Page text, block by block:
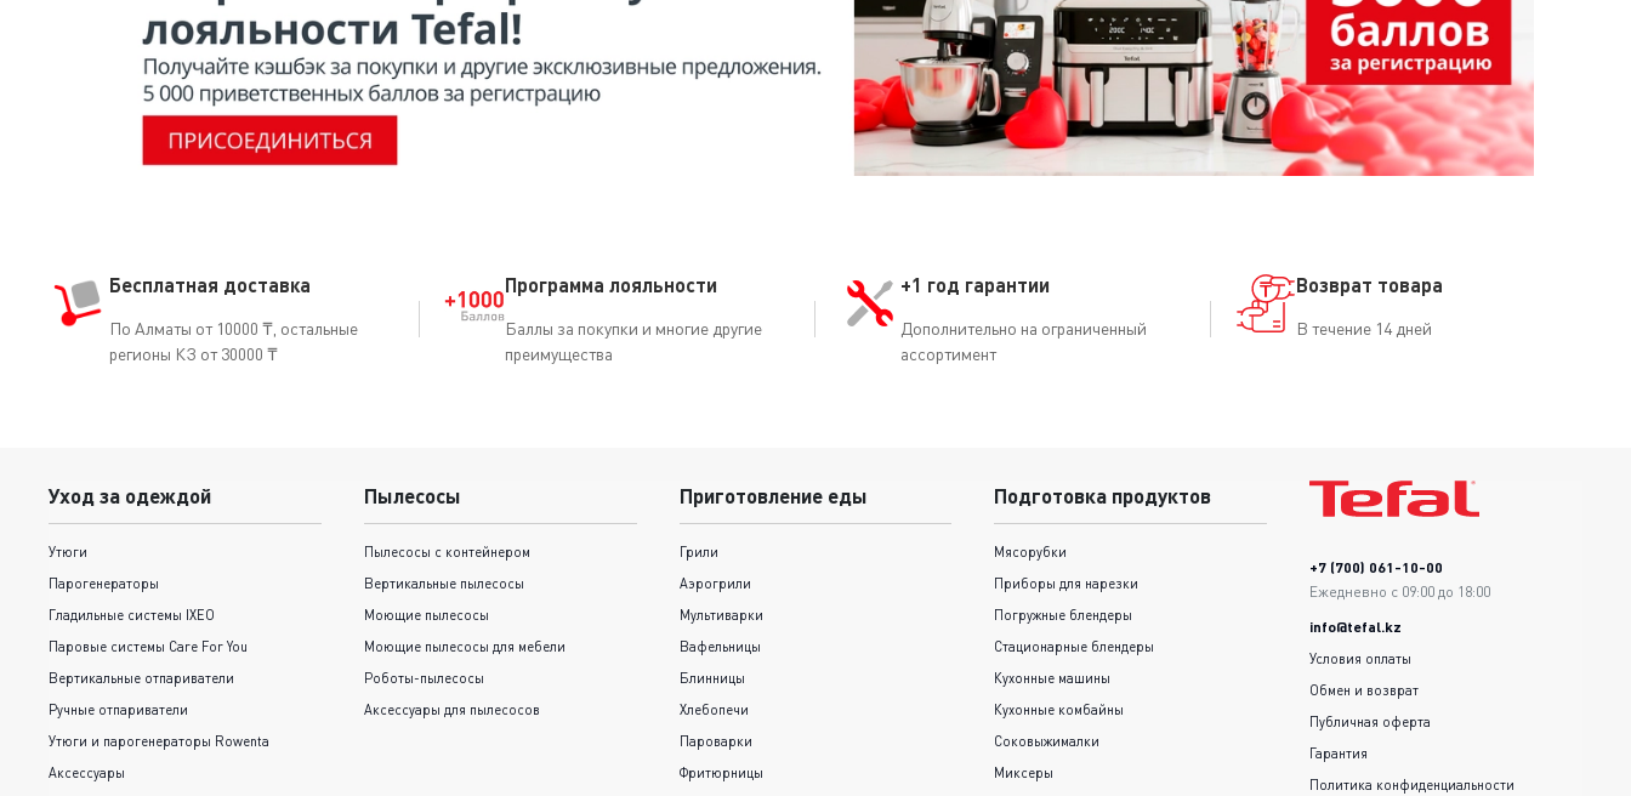
Бесплатная доставка
По Алматы от 10000 ₸, остальные
регионы КЗ от 30000 ₸
Программа лояльности
Баллы за покупки и многие другие
преимущества
+1 год гарантии
Дополнительно на ограниченный
ассортимент
Возврат товара
В течение 14 дней
Уход за одеждой
Утюги
Парогенераторы
Гладильные системы IXEO
Паровые системы Care For You
Вертикальные отпариватели
Ручные отпариватели
Утюги и парогенераторы Rowenta
Аксессуары
Пылесосы
Пылесосы с контейнером
Вертикальные пылесосы
Моющие пылесосы
Моющие пылесосы для мебели
Роботы-пылесосы
Аксессуары для пылесосов
Приготовление еды
Грили
Аэрогрили
Мультиварки
Вафельницы
Блинницы
Хлебопечи
Пароварки
Фритюрницы
Подготовка продуктов
Мясорубки
Приборы для нарезки
Погружные блендеры
Стационарные блендеры
Кухонные машины
Кухонные комбайны
Соковыжималки
Миксеры
+7 (700) 061-10-00
Ежедневно с 09:00 до 18:00
info@tefal.kz
Условия оплаты
Обмен и возврат
Публичная оферта
Гарантия
Политика конфиденциальности